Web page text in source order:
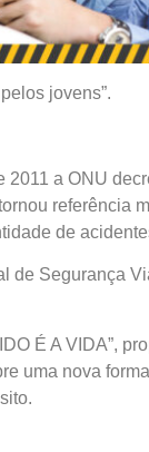
jovens”.
2011 a ONU
referência
de
de Segurança
É A VIDA”,
uma nova
trânsito.